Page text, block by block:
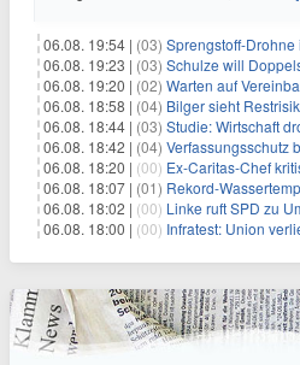
06.08. 19:54 | (03) Sprengstoff-
06.08. 19:23 | (03) Schulze will
06.08. 19:20 | (02) Warten auf
06.08. 18:58 | (04) Bilger sieht Restrisiko
06.08. 18:44 | (03) Studie: Wirtschaft droht
06.08. 18:42 | (04) Verfassungsschutz
06.08. 18:20 | (00) Ex-Caritas-Chef kritisiert
06.08. 18:07 | (01) Rekord-
06.08. 18:02 | (00) Linke ruft SPD zu
06.08. 18:00 | (00) Infratest: Union